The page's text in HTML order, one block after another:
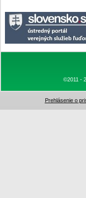
©2011 -
Prehlásenie o